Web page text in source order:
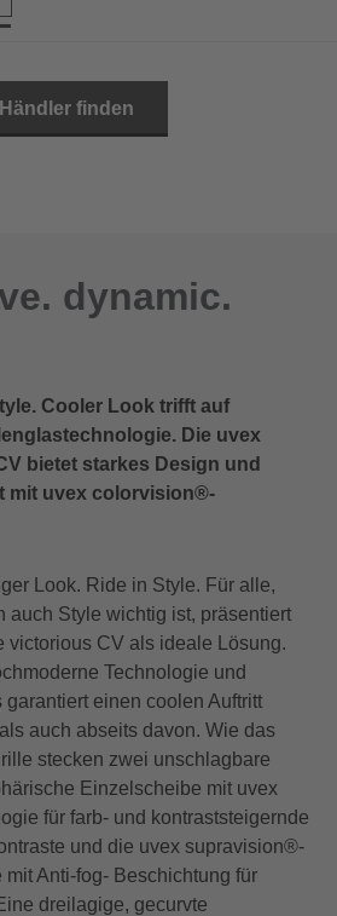
Händler finden
dynamic.
Cooler Look trifft auf
Die uvex
bietet starkes Design und
mit uvex colorvision®-
Look. Ride in Style. Für alle,
auch Style wichtig ist, präsentiert
victorious CV als ideale Lösung.
Technologie und
garantiert einen coolen Auftritt
auch abseits davon. Wie das
stecken zwei unschlagbare
Einzelscheibe mit uvex
für farb- und kontraststeigernde
und die uvex supravision®-
Anti-fog- Beschichtung für
dreilagige, gecurvte